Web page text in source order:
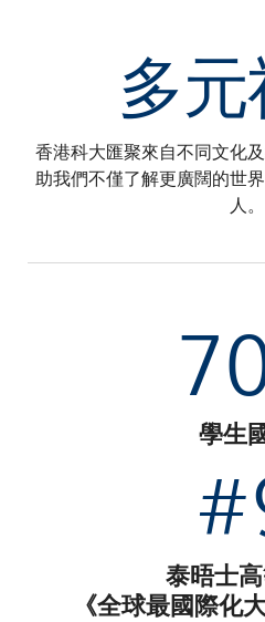
多
香港科大匯聚來自不同文化
助我們不僅了解更廣闊的世
人。
學生
泰晤士
《全球最國際化